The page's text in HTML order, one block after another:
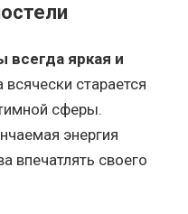
всегда яркая и
старается
сферы.
энергия
впечатлять своего